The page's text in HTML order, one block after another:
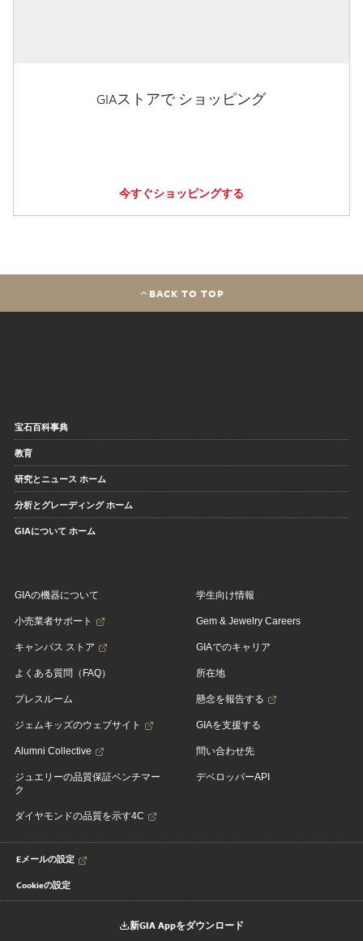
GIAストアで ショッピング
今すぐショッピングする
BACK TO TOP
宝石百科事典
教育
研究とニュース ホーム
分析とグレーディング ホーム
GIAについて ホーム
GIAの機器について
小売業者サポート
キャンパス ストア
よくある質問（FAQ）
プレスルーム
ジェムキッズのウェブサイト
Alumni Collective
ジュエリーの品質保証ベンチマー
ク
ダイヤモンドの品質を示す4C
学生向け情報
Gem & Jewelry Careers
GIAでのキャリア
所在地
懸念を報告する
GIAを支援する
問い合わせ先
デベロッパーAPI
Eメールの設定
Cookieの設定
新GIA Appをダウンロード